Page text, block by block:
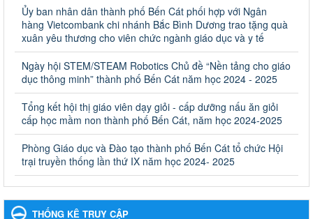
Quyết định công bố thủ tục hành chính bị bãi bỏ trong lĩnh
vực giáo dục đào tạo thuộc hệ giáo dục quốc dân và cơ sở
giáo dục khác thuộc thẩm quyền giải quyết của Sở Giáo dục
và Đào tạo, Ủy ban nhân dân cấp huyện
Quyết định công bố thủ tục hành chính bị bãi bỏ trong lĩnh vực
giáo dục đào tạo thuộc hệ giáo dục quốc dân và cơ sở giáo dục
khác thuộc thẩm quyền giải quyết của Sở Giáo dục và Đào tạo,
Ủy ban nhân dân cấp huyện
Ngày ban hành: 30/09/2024
Hướng dẫn thực hiện nhiệm vụ giáo dục tiểu học năm học
2024-2025
Hướng dẫn thực hiện nhiệm vụ giáo dục tiểu học năm học 2024-
2025
Ngày ban hành: 26/09/2024
Ủy ban nhân dân thành phố Bến Cát phối hợp với Ngân
hàng Vietcombank chi nhánh Bắc Bình Dương trao tặng quà
xuân yêu thương cho viên chức ngành giáo dục và y tế
Ngày hội STEM/STEAM Robotics Chủ đề “Nền tảng cho giáo
dục thông minh” thành phố Bến Cát năm học 2024 - 2025
Tổng kết hội thị giáo viên dạy giỏi - cấp dưỡng nấu ăn giỏi
cấp học mầm non thành phố Bến Cát, năm học 2024-2025
Phòng Giáo dục và Đào tạo thành phố Bến Cát tổ chức Hội
trại truyền thống lần thứ IX năm học 2024- 2025
THỐNG KÊ TRUY CẬP